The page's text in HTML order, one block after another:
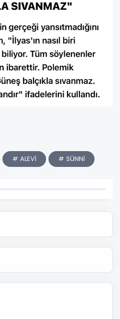
# ALEVİ # SÜNNİ